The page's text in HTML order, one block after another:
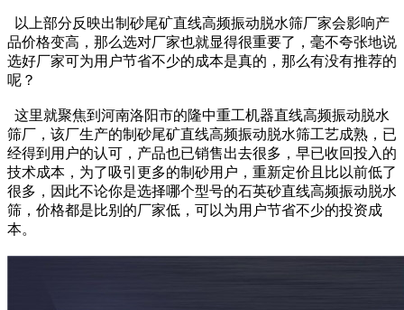
以上部分反映出制砂尾矿直线高频振动脱水筛厂家会影响产
品价格变高，那么选对厂家也就显得很重要了，毫不夸张地说
选好厂家可为用户节省不少的成本是真的，那么有没有推荐的
呢？
这里就聚焦到河南洛阳市的隆中重工机器直线高频振动脱水
筛厂，该厂生产的制砂尾矿直线高频振动脱水筛工艺成熟，已
经得到用户的认可，产品也已销售出去很多，早已收回投入的
技术成本，为了吸引更多的制砂用户，重新定价且比以前低了
很多，因此不论你是选择哪个型号的石英砂直线高频振动脱水
筛，价格都是比别的厂家低，可以为用户节省不少的投资成
本。